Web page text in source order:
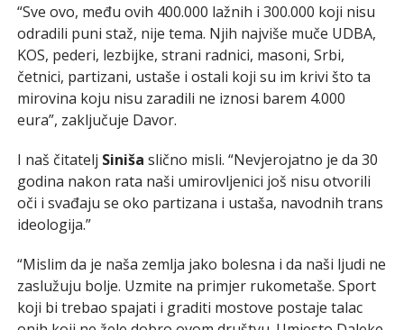
“Sve ovo, među ovih 400.000 lažnih i 300.000 koji nisu
odradili puni staž, nije tema. Njih najviše muče UDBA,
KOS, pederi, lezbijke, strani radnici, masoni, Srbi,
četnici, partizani, ustaše i ostali koji su im krivi što ta
mirovina koju nisu zaradili ne iznosi barem 4.000
eura”, zaključuje Davor.
I naš čitatelj Siniša slično misli. “Nevjerojatno je da 30
godina nakon rata naši umirovljenici još nisu otvorili
oči i svađaju se oko partizana i ustaša, navodnih trans
ideologija.”
“Mislim da je naša zemlja jako bolesna i da naši ljudi ne
zaslužuju bolje. Uzmite na primjer rukometaše. Sport
koji bi trebao spajati i graditi mostove postaje talac